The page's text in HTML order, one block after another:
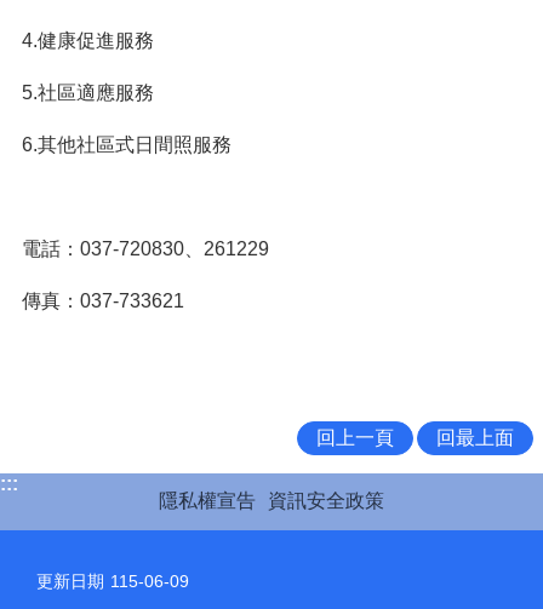
4.健康促進服務
5.社區適應服務
6.其他社區式日間照服務
電話：037-720830、261229
傳真：037-733621
回上一頁 回最上面
:::
隱私權宣告
資訊安全政策
更新日期 115-06-09